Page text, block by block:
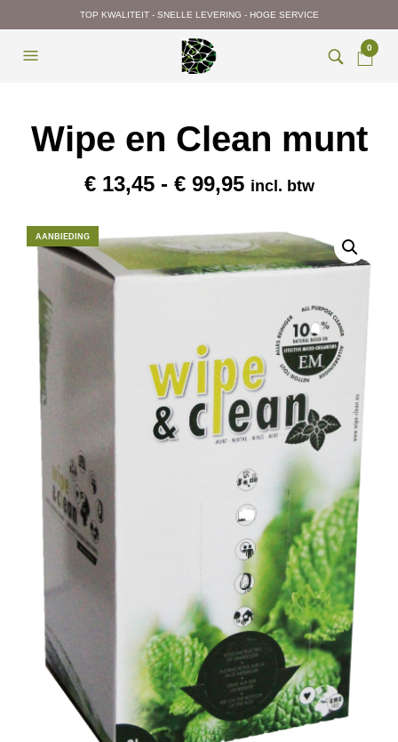
TOP KWALITEIT - SNELLE LEVERING - HOGE SERVICE
0
Wipe en Clean munt
€13,45 - €99,95Prijsklasse:
€ 99,95
incl. btw
AANBIEDING